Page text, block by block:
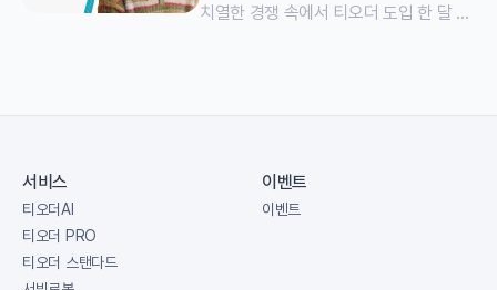
치열한 경쟁 속에서 티오더 도입 한 달 반
서비스
티오더AI
티오더 PRO
티오더 스탠다드
이벤트
이벤트